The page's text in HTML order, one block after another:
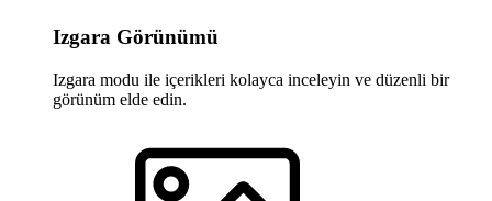
Izgara Görünümü
Izgara modu ile içerikleri kolayca inceleyin ve düzenli bir
görünüm elde edin.